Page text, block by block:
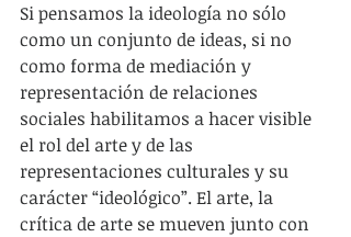
Si pensamos la ideología no sólo
como un conjunto de ideas, si no
como forma de mediación y
representación de relaciones
sociales habilitamos a hacer visible
el rol del arte y de las
representaciones culturales y su
carácter “ideológico”. El arte, la
crítica de arte se mueven junto con